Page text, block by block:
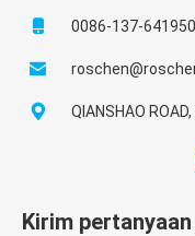
0086-137-
QIANSHAO
Kirim